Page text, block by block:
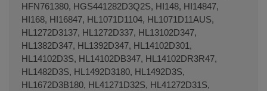
HFN761380, HGS441282D3Q2S, HI148, HI14847,
HI168, HI16847, HL1071D1104, HL1071D11AUS,
HL1272D3137, HL1272D337, HL13102D347,
HL1382D347, HL1392D347, HL14102D301,
HL14102D3S, HL14102DB347, HL14102DR3R47,
HL1482D3S, HL1492D3180, HL1492D3S,
HL1672D3B180, HL41271D32S, HL41272D31S,